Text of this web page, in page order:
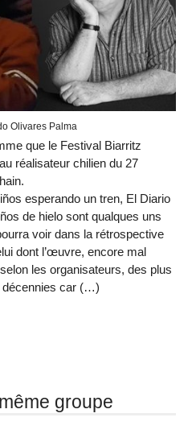
Olivares Palma
que le Festival Biarritz
réalisateur chilien du 27
esperando un tren, El Diario
de hielo sont qualques uns
voir dans la rétrospective
dont l’œuvre, encore mal
les organisateurs, des plus
décennies car (…)
groupe